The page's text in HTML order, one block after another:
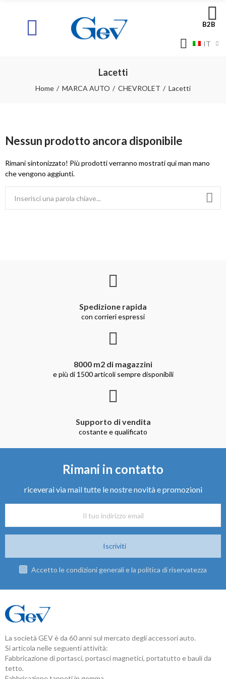
B2B
IT
Lacetti
Home MARCA AUTO CHEVROLET Lacetti
Nessun prodotto ancora disponibile
Rimani sintonizzato! Più prodotti verranno mostrati qui man mano
che vengono aggiunti.
Spedizione rapida
con corrieri espressi
8000 m2 di magazzini
e più di 1500 articoli sempre disponibili
Supporto di vendita
costante e qualificato
Rimani in contatto
riceverai via mail tutte le nostre novità e promozioni
Iscriviti
Accetto le condizioni generali e la politica di riservatezza
La società GEV è da 60 anni sul mercato degli accessori auto.
Si articola nelle seguenti attività:
Fabbricazione di portasci, portasci magnetici, portatutto e bauli da
tetto.